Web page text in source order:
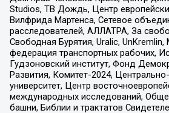
Studios, ТВ Дождь, Центр
Вилфрида Мартенса, Сетевое
расследователей, АЛЛАТРА, За
Свободная Бурятия, Uralic,
федерация транспортных рабочих,
Гудзоновский институт, Фонд
Развития, Комитет-2024,
университет, Центр
международных исследований,
башни, Библии и трактатов